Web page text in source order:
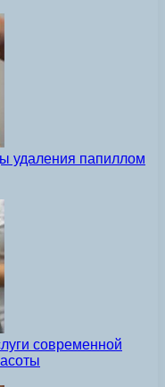
удаления папиллом
современной